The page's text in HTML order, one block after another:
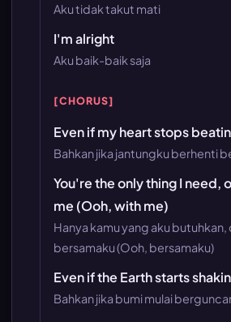
Aku tidak takut mati
I'm alright
Aku baik-baik saja
[CHORUS]
Even if my heart stops
Bahkan jika jantungku berhenti
You're the only thing I need,
me (Ooh, with me)
Hanya kamu yang aku butuhkan,
bersamaku (Ooh, bersamaku)
Even if the Earth starts
Bahkan jika bumi mulai